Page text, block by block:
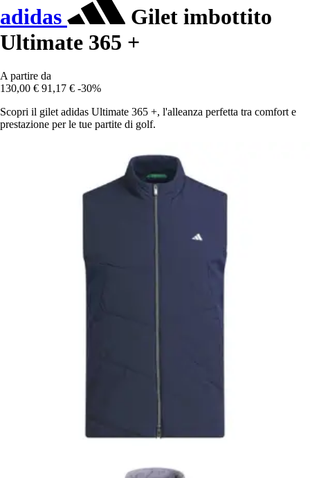
adidas
Gilet imbottito
Ultimate 365 +
A partire da
130,00 € 91,17 € -30%
Scopri il gilet adidas Ultimate 365 +, l'alleanza perfetta tra comfort e
prestazione per le tue partite di golf.